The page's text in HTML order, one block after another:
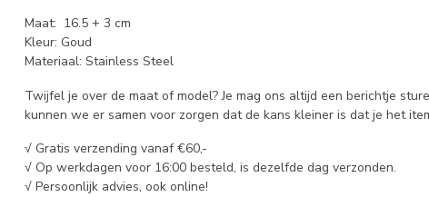
Maat: 16.5 + 3 cm
Kleur: Goud
Materiaal: Stainless Steel
Twijfel je over de maat of model? Je mag ons altijd een berichtje
kunnen we er samen voor zorgen dat de kans kleiner is dat je het
√ Gratis verzending vanaf €60,-
√ Op werkdagen voor 16:00 besteld, is dezelfde dag verzonden.
√ Persoonlijk advies, ook online!